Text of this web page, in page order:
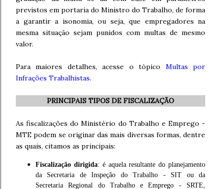
previstos em portaria do Ministro do Trabalho, de forma
a garantir a isonomia, ou seja, que empregadores na
mesma situação sejam punidos com multas de mesmo
valor.
Para maiores detalhes, acesse o tópico Multas por
Infrações Trabalhistas.
PRINCIPAIS TIPOS DE FISCALIZAÇÃO
As fiscalizações do Ministério do Trabalho e Emprego -
MTE podem se originar das mais diversas formas, dentre
as quais, citamos as principais:
Fiscalização dirigida: é aquela resultante do planejamento
da Secretaria de Inspeção do Trabalho - SIT ou da
Secretaria Regional do Trabalho e Emprego - SRTE,